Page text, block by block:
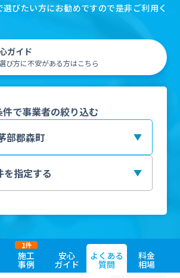
びたい方にお勧めですので是非ご利用く
ガイド
び方に不安がある方はこちら
件で事業者の絞り込む
施工
事例
1件
安心
ガイド
よくある
質問
料金
相場